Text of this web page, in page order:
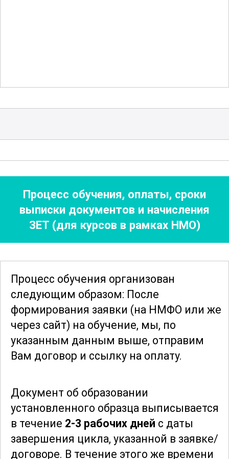
который включает взаимодействие с
аспекты ортодонтии, включая вопросы
гармонизации лица и улыбки, что
особенно актуально в современных
условиях. Участники получат знания о
том, как правильно оценивать
эстетические параметры и применять
наилучших эстетических результатов.
Важным компонентом курса является
обсуждение
современных материалов
и технологий, используемых в
ортодонтии. Участники узнают о
преимуществах и недостатках
новейших разработках в этой области.
Это позволит им делать более
обоснованный выбор при
планировании и проведении лечения.
Процесс обучения, оплаты, сроки
выписки документов и начисления
ЗЕТ (для курсов в рамках НМО)
Процесс обучения организован
следующим образом: После
формирования заявки (на НМФО или же
через сайт) на обучение, мы, по
указанным данным выше, отправим
Вам договор и ссылку на оплату.
Документ об образовании
установленного образца выписывается
в течение 2-3 рабочих дней с даты
завершения цикла, указанной в заявке/
договоре. В течение этого же времени